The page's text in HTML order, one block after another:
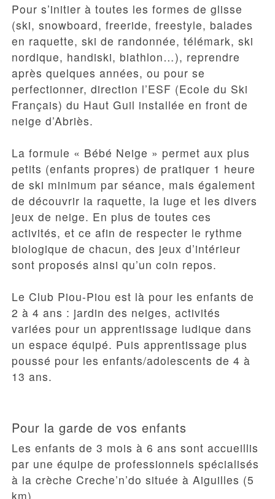
Pour s’initier à toutes les formes de glisse
(ski, snowboard, freeride, freestyle, balades
en raquette, ski de randonnée, télémark, ski
nordique, handiski, biathlon…), reprendre
après quelques années, ou pour se
perfectionner, direction l’ESF (Ecole du Ski
Français) du Haut Guil installée en front de
neige d’Abriès.
La formule « Bébé Neige » permet aux plus
petits (enfants propres) de pratiquer 1 heure
de ski minimum par séance, mais également
de découvrir la raquette, la luge et les divers
jeux de neige. En plus de toutes ces
activités, et ce afin de respecter le rythme
biologique de chacun, des jeux d’intérieur
sont proposés ainsi qu’un coin repos.
Le Club Piou-Piou est là pour les enfants de
2 à 4 ans : jardin des neiges, activités
variées pour un apprentissage ludique dans
un espace équipé. Puis apprentissage plus
poussé pour les enfants/adolescents de 4 à
13 ans.
Pour la garde de vos enfants
Les enfants de 3 mois à 6 ans sont accueillis
par une équipe de professionnels spécialisés
à la crèche Creche’n’do située à Aiguilles (5
km).